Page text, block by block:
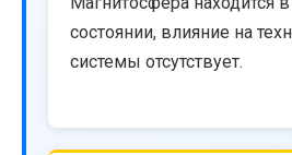
состоянии, влияние на
системы отсутствует.